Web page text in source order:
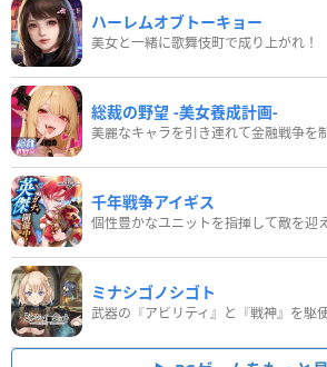
ハーレムオブトーキョー
美女と一緒に歌舞伎町で成り上がれ！
総裁の野望 -美女養成計画-
美麗なキャラを引き連れて金融戦争を
千年戦争アイギス
個性豊かなユニットを指揮して敵を迎
ミナシゴノシゴト